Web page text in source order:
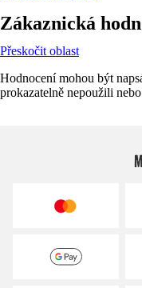
Zákaznická
Přeskočit oblast
Hodnocení mohou být
prokazatelně nepoužili